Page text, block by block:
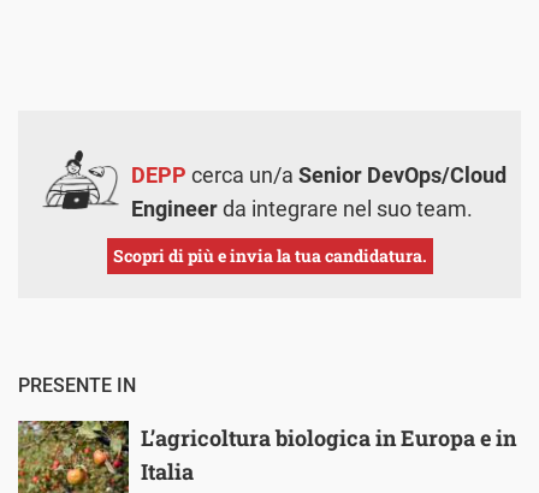
DEPP cerca un/a Senior DevOps/Cloud
Engineerda integrare nel suo team.
Scopri di più e invia la tua candidatura.
PRESENTE IN
L’agricoltura biologica in Europa e in
Italia